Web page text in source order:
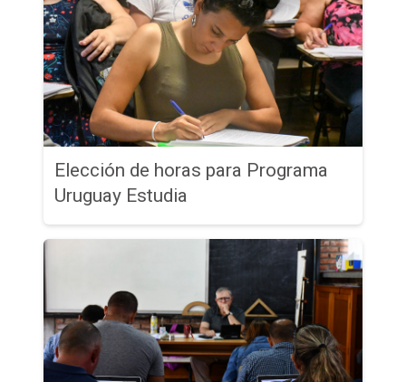
Elección de horas para Programa
Uruguay Estudia